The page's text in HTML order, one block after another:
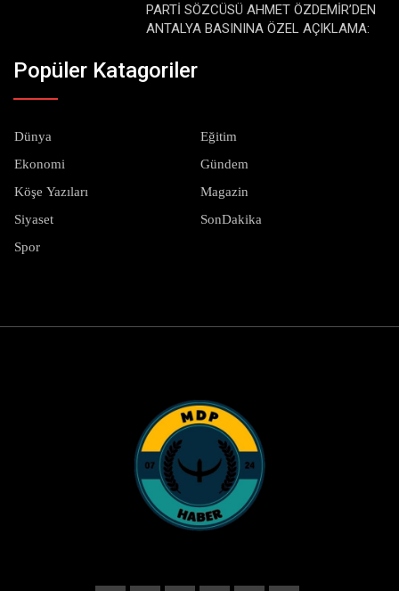
PARTİ SÖZCÜSÜ AHMET ÖZDEMİR’DEN
ANTALYA BASININA ÖZEL AÇIKLAMA:
Popüler Katagoriler
Dünya Eğitim
Ekonomi Gündem
Köşe Yazıları Magazin
Siyaset SonDakika
Spor